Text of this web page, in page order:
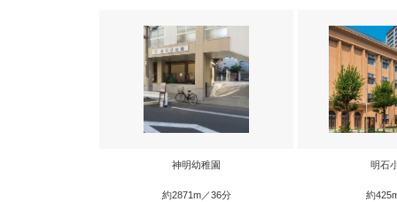
神明幼稚園
約2871m／36分
明石
約